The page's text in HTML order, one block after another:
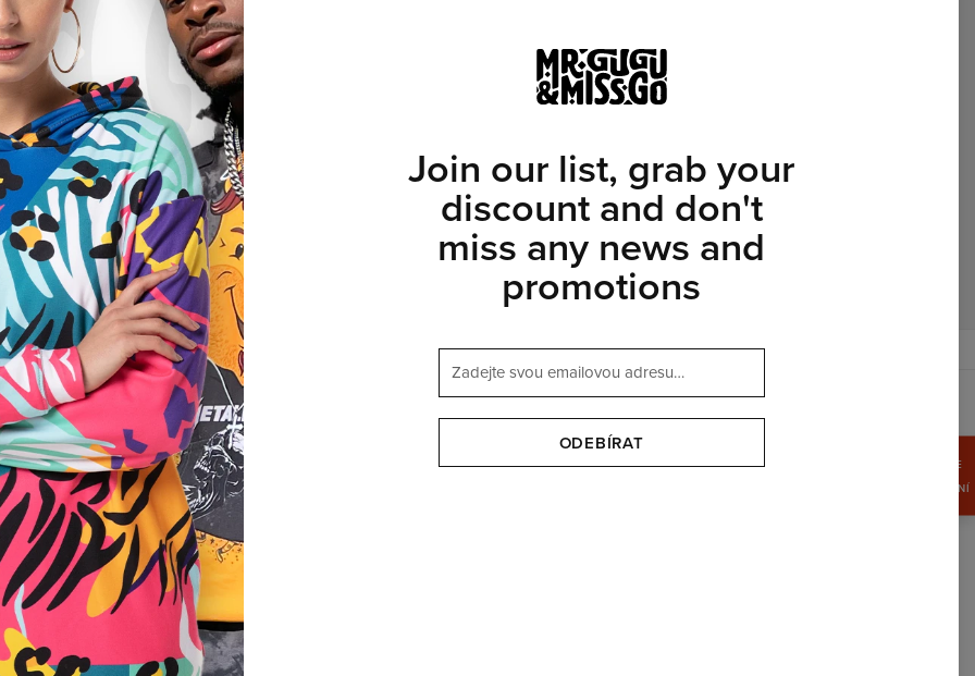
AMERICKÉ $ USD
objednávky
Join our list, grab your
discount and don't
miss any news and
promotions
ODEBÍRAT
ZÍSKEJTE
SLEVA NYNÍ